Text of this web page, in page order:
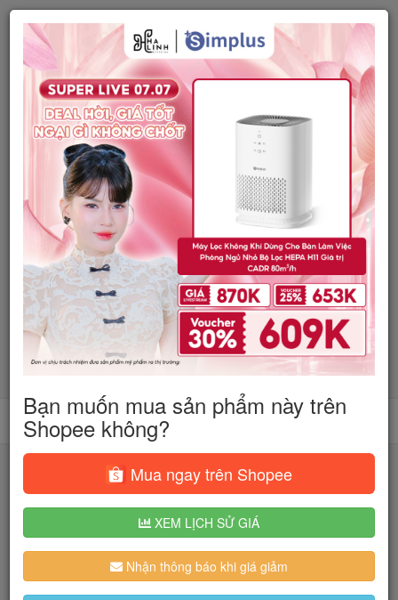
Tìm kiếm
Người dùng đang quan tâm đến 🔥...
Bạn muốn mua sản phẩm này trên
Shopee không?
Mua ngay trên Shopee
XEM LỊCH SỬ GIÁ
Nhận thông báo khi giá giảm